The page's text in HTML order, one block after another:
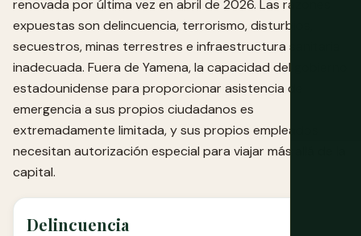
renovada por última vez en abril de 2026. Las razones
expuestas son delincuencia, terrorismo, disturbios,
secuestros, minas terrestres e infraestructura sanitaria
inadecuada. Fuera de Yamena, la capacidad del gobierno
estadounidense para proporcionar asistencia de
emergencia a sus propios ciudadanos es
extremadamente limitada, y sus propios empleados
necesitan autorización especial para viajar más allá de la
capital.
Delincuencia